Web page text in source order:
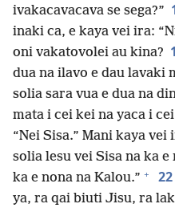
ivakacavacava se sega?”
inaki ca, e kaya vei ira:
oni vakatovolei au kina?
dua na ilavo e dau lavaki
solia sara vua e dua na
mata i cei kei na yaca i cei
“Nei Sisa.” Mani kaya
solia lesu vei Sisa na ka
ka e nona na Kalou.” + 22
ya, ra qai biuti Jisu, ra